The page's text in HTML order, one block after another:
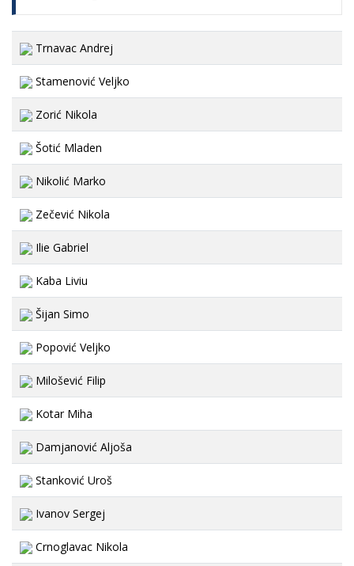
Trnavac Andrej
Stamenović Veljko
Zorić Nikola
Šotić Mladen
Nikolić Marko
Zečević Nikola
Ilie Gabriel
Kaba Liviu
Šijan Simo
Popović Veljko
Milošević Filip
Kotar Miha
Damjanović Aljoša
Stanković Uroš
Ivanov Sergej
Crnoglavac Nikola